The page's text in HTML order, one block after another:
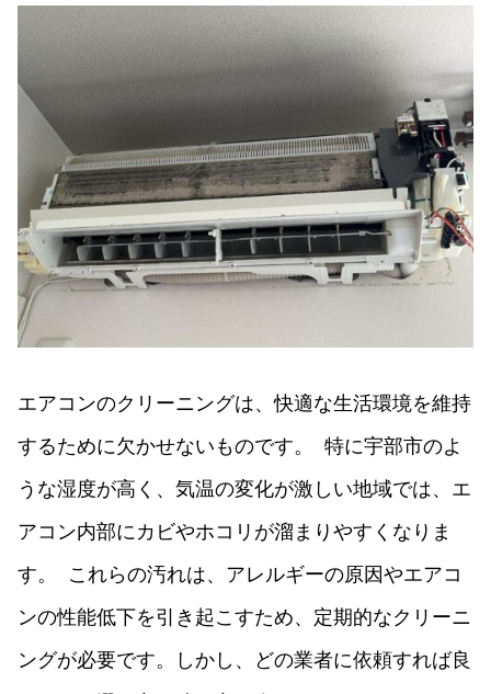
エアコンのクリーニングは、快適な生活環境を維持
するために欠かせないものです。 特に宇部市のよ
うな湿度が高く、気温の変化が激しい地域では、エ
アコン内部にカビやホコリが溜まりやすくなりま
す。 これらの汚れは、アレルギーの原因やエアコ
ンの性能低下を引き起こすため、定期的なクリーニ
ングが必要です。しかし、どの業者に依頼すれば良